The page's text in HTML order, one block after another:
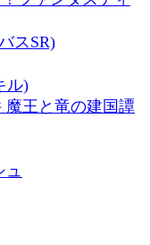
スSR)
ル)
魔王と竜の建国譚
ュ